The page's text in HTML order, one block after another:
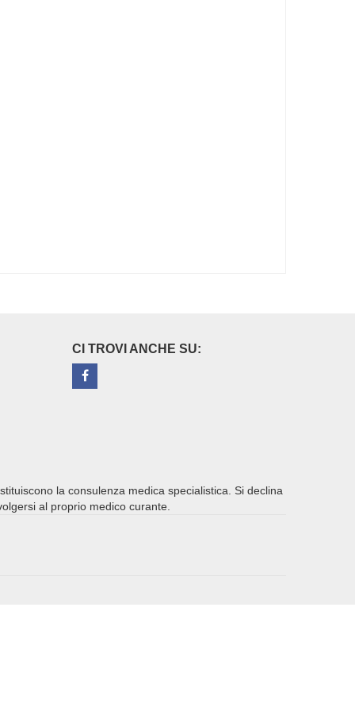
CI TROVI ANCHE SU:
la consulenza medica specialistica. Si declina
al proprio medico curante.